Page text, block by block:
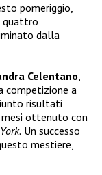
pomeriggio,
quattro
dalla
Celentano,
competizione a
risultati
ottenuto con
Un successo
mestiere,